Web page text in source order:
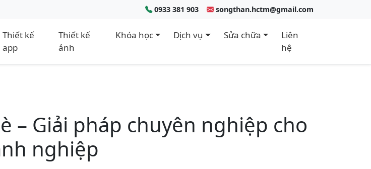
0933 381 903 songthan.hctm@gmail.com
Thiết kế
app
Thiết kế
ảnh
Khóa học Dịch vụ Sửa chữa
Liên
hệ
– Giải pháp chuyên nghiệp cho
nghiệp